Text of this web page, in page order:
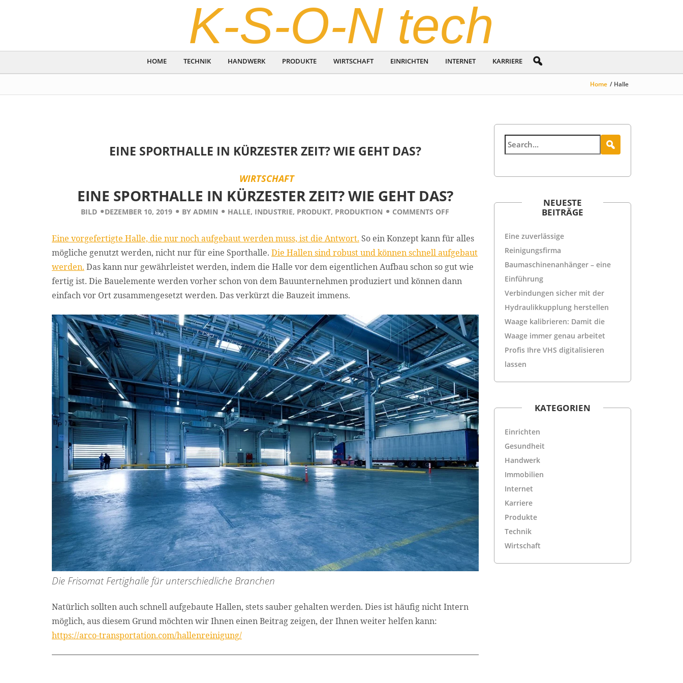
K-S-O-N tech
HOME TECHNIK HANDWERK PRODUKTE WIRTSCHAFT EINRICHTEN INTERNET KARRIERE
Home / Halle
EINE SPORTHALLE IN KÜRZESTER ZEIT? WIE GEHT DAS?
WIRTSCHAFT
EINE SPORTHALLE IN KÜRZESTER ZEIT? WIE GEHT DAS?
BILD DEZEMBER 10, 2019 BYADMIN HALLE, INDUSTRIE, PRODUKT, PRODUKTION COMMENTS OFF
Eine vorgefertigte Halle, die nur noch aufgebaut werden muss, ist die Antwort. So ein Konzept kann für alles
mögliche genutzt werden, nicht nur für eine Sporthalle. Die Hallen sind robust und können schnell aufgebaut
werden. Das kann nur gewährleistet werden, indem die Halle vor dem eigentlichen Aufbau schon so gut wie
fertig ist. Die Bauelemente werden vorher schon von dem Bauunternehmen produziert und können dann
einfach vor Ort zusammengesetzt werden. Das verkürzt die Bauzeit immens.
Die Frisomat Fertighalle für unterschiedliche Branchen
Natürlich sollten auch schnell aufgebaute Hallen, stets sauber gehalten werden. Dies ist häufig nicht Intern
möglich, aus diesem Grund möchten wir Ihnen einen Beitrag zeigen, der Ihnen weiter helfen kann:
https://arco-transportation.com/hallenreinigung/
NEUESTE
BEITRÄGE
Eine zuverlässige
Reinigungsfirma
Baumaschinenanhänger – eine
Einführung
Verbindungen sicher mit der
Hydraulikkupplung herstellen
Waage kalibrieren: Damit die
Waage immer genau arbeitet
Profis Ihre VHS digitalisieren
lassen
KATEGORIEN
Einrichten
Gesundheit
Handwerk
Immobilien
Internet
Karriere
Produkte
Technik
Wirtschaft